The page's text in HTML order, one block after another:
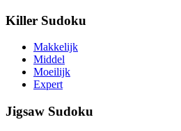
Killer Sudoku
Makkelijk
Middel
Moeilijk
Expert
Jigsaw Sudoku